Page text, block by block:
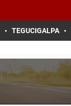
TEGUCIGALPA